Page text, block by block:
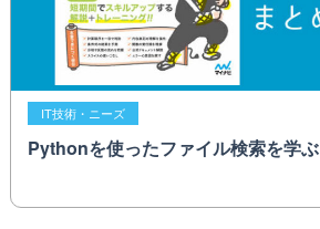
IT技術・ニーズ
Pythonを使ったファイル検索を学ぶ